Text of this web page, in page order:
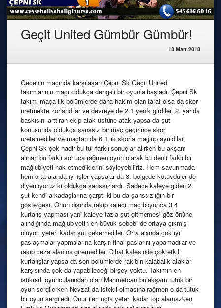
Geçit United Gümbür Gümbür!
13 Mart 2018
Gecenin maçında karşılaşan Çepni Sk Geçit United
takımlarının maçı oldukça dengeli bir oyunla başladı. Çepni Sk
takımı maça ilk bölümlerde daha hakim olan taraf olsa da skor
üretmekte zorlandılar ve devreye de 2 1 yenik girdiler. 2. yarıda
baskısını arttıran ekip atak üstüne atak yapsa da şut
konusunda oldukça şanssız bir maç geçirince skor
üretemediler ve maçtan da 6 1 lik skorla mağlup ayrıldılar.
Çepni Sk çok nadir bu tür farklı sonuçlar alırken bu akşam
alınan bu farklı sonuca rağmen oyun olarak bu denli farklı bir
mağlubiyeti hak etmediklerini söyleyebiliriz. Hem savunmada
hem orta alanda iyi işler yapsalar da 3. bölgede kötüydüler de
diyemiyoruz ki oldukça şanssızlardı. Sadece kaleye giden 2
şut kendi arkadaşlarına çarptı ki bu da şanssızlığın bir
göstergesi. Onun dışında rakip kaleci maç boyunca 3 4
kurtarış yapması yani kaleye fazla şut gitmemesi göz önüne
alındığında mağlubiyetin en büyük sebebi de ortaya çıkmış
oluyor; yeteri kadar şut çekemediler. Orta alanda çok iyi
paslaşmalar yapmalarına karşın final paslarını yapamadılar ve
rakip ceza alanına giremediler. Cihat kalesinde çok etkili
kurtarışlar yapsa da son bölümlerde rakibin kalabalık atakları
karşısında çok da yapabileceği birşey yoktu. Takımın en
istikrarlı oyuncularından olan Mehmetcan bu akşam tutuk bir
oyun sergilerken Nevzat da istekli olmasına rağmen o da tutuk
bir oyun sergiledi. Onur ileri uçta yeteri kadar top alamazken